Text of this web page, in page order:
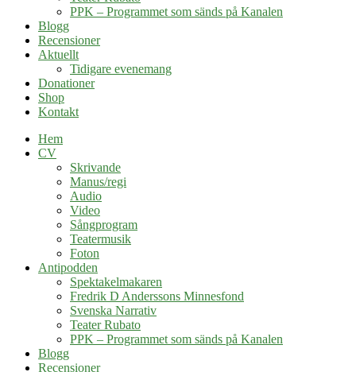
PPK – Programmet som sänds på Kanalen
Blogg
Recensioner
Aktuellt
Tidigare evenemang
Donationer
Shop
Kontakt
Hem
CV
Skrivande
Manus/regi
Audio
Video
Sångprogram
Teatermusik
Foton
Antipodden
Spektakelmakaren
Fredrik D Anderssons Minnesfond
Svenska Narrativ
Teater Rubato
PPK – Programmet som sänds på Kanalen
Blogg
Recensioner